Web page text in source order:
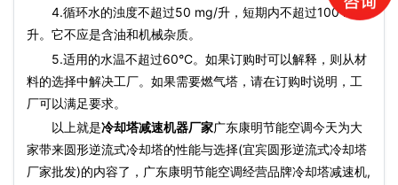
4.循环水的浊度不超过50 mg/升，短期内不超过100 mg/
升。它不应是含油和机械杂质。
5.适用的水温不超过60°C。如果订购时可以解释，则从材
料的选择中解决工厂。如果需要燃气塔，请在订购时说明，工
厂可以满足要求。
以上就是冷却塔减速机器厂家广东康明节能空调今天为大
家带来圆形逆流式冷却塔的性能与选择(宜宾圆形逆流式冷却塔
厂家批发)的内容了，广东康明节能空调经营品牌冷却塔减速机,